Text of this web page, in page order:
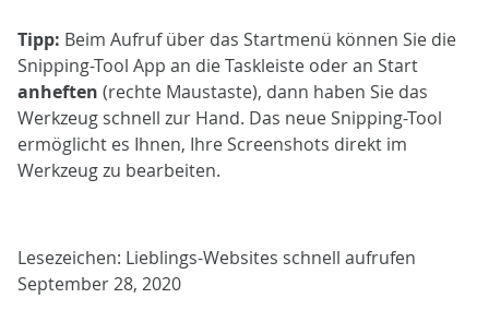
Tipp: Beim Aufruf über das Startmenü können Sie die
Snipping-Tool App an die Taskleiste oder an Start
anheften (rechte Maustaste), dann haben Sie das
Werkzeug schnell zur Hand. Das neue Snipping-Tool
ermöglicht es Ihnen, Ihre Screenshots direkt im
Werkzeug zu bearbeiten.
Lesezeichen: Lieblings-Websites schnell aufrufen
September 28, 2020